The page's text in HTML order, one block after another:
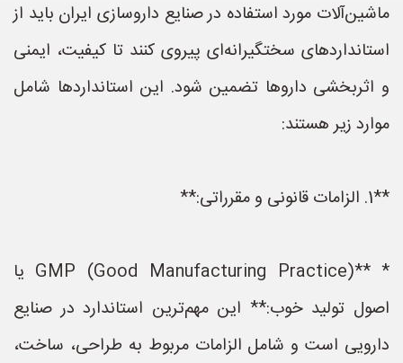
ماشین‌آلات مورد استفاده در صنایع داروسازی ایران باید از
استانداردهای سختگیرانه‌ای پیروی کنند تا کیفیت، ایمنی
و اثربخشی داروها تضمین شود. این استانداردها شامل
موارد زیر هستند:
**1. الزامات قانونی و مقرراتی:**
* **GMP (Good Manufacturing Practice) یا
اصول تولید خوب:** این مهم‌ترین استاندارد در صنایع
دارویی است و شامل الزامات مربوط به طراحی، ساخت،